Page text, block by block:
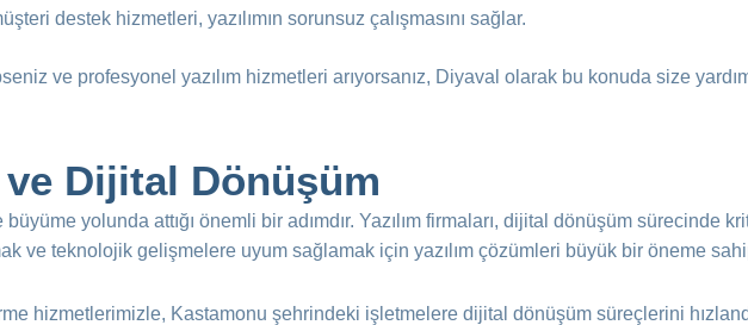
destek hizmetleri, yazılımın sorunsuz çalışmasını sağlar.
ve profesyonel yazılım hizmetleri arıyorsanız, Diyaval olarak bu konuda size
ve Dijital Dönüşüm
yolunda attığı önemli bir adımdır. Yazılım firmaları, dijital dönüşüm sürecinde
ve teknolojik gelişmelere uyum sağlamak için yazılım çözümleri büyük bir öneme
hizmetlerimizle, Kastamonu şehrindeki işletmelere dijital dönüşüm süreçlerini